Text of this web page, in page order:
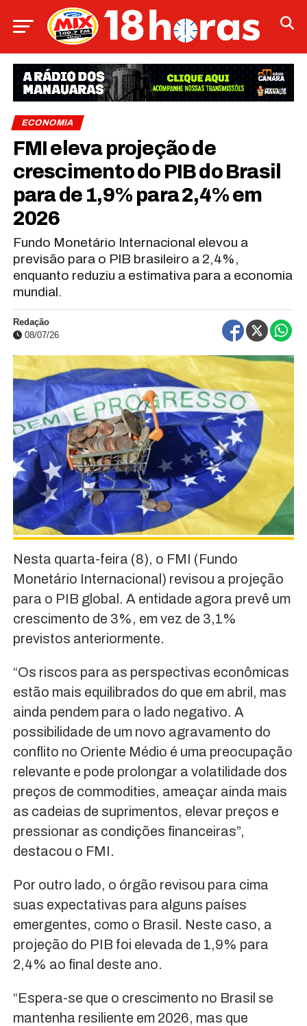
ECONOMIA
FMI eleva projeção de
crescimento do PIB do Brasil
para de 1,9% para 2,4% em
2026
Fundo Monetário Internacional elevou a
previsão para o PIB brasileiro a 2,4%,
enquanto reduziu a estimativa para a economia
mundial.
Redação
08/07/26
Nesta quarta-feira (8), o FMI (Fundo
Monetário Internacional) revisou a projeção
para o PIB global. A entidade agora prevê um
crescimento de 3%, em vez de 3,1%
previstos anteriormente.
“Os riscos para as perspectivas econômicas
estão mais equilibrados do que em abril, mas
ainda pendem para o lado negativo. A
possibilidade de um novo agravamento do
conflito no Oriente Médio é uma preocupação
relevante e pode prolongar a volatilidade dos
preços de commodities, ameaçar ainda mais
as cadeias de suprimentos, elevar preços e
pressionar as condições financeiras”,
destacou o FMI.
Por outro lado, o órgão revisou para cima
suas expectativas para alguns países
emergentes, como o Brasil. Neste caso, a
projeção do PIB foi elevada de 1,9% para
2,4% ao final deste ano.
“Espera-se que o crescimento no Brasil se
mantenha resiliente em 2026, mas que